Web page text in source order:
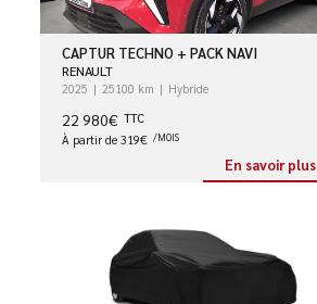
CAPTUR TECHNO + PACK NAVI
RENAULT
2025 25100 km Hybride
22 980€ TTC
À partir de 319€ /MOIS
En savoir plus